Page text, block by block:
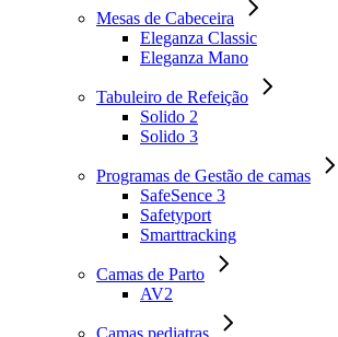
Mesas de Cabeceira
Eleganza Classic
Eleganza Mano
Tabuleiro de Refeição
Solido 2
Solido 3
Programas de Gestão de camas
SafeSence 3
Safetyport
Smarttracking
Camas de Parto
AV2
Camas pediatras